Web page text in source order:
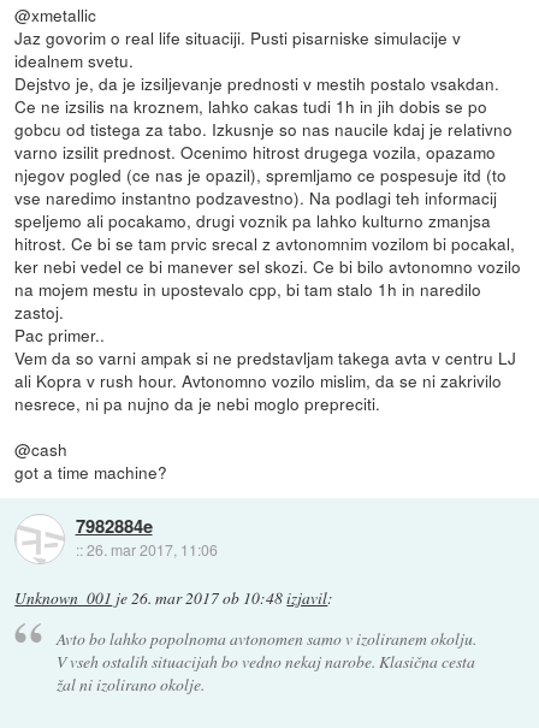
@xmetallic
Jaz govorim o real life situaciji. Pusti pisarniske simulacije v
idealnem svetu.
Dejstvo je, da je izsiljevanje prednosti v mestih postalo vsakdan.
Ce ne izsilis na kroznem, lahko cakas tudi 1h in jih dobis se po
gobcu od tistega za tabo. Izkusnje so nas naucile kdaj je relativno
varno izsilit prednost. Ocenimo hitrost drugega vozila, opazamo
njegov pogled (ce nas je opazil), spremljamo ce pospesuje itd (to
vse naredimo instantno podzavestno). Na podlagi teh informacij
speljemo ali pocakamo, drugi voznik pa lahko kulturno zmanjsa
hitrost. Ce bi se tam prvic srecal z avtonomnim vozilom bi pocakal,
ker nebi vedel ce bi manever sel skozi. Ce bi bilo avtonomno vozilo
na mojem mestu in upostevalo cpp, bi tam stalo 1h in naredilo
zastoj.
Pac primer..
Vem da so varni ampak si ne predstavljam takega avta v centru LJ
ali Kopra v rush hour. Avtonomno vozilo mislim, da se ni zakrivilo
nesrece, ni pa nujno da je nebi moglo prepreciti.
@cash
got a time machine?
7982884e
::26. mar 2017, 11:06
Unknown_001 je26. mar 2017 ob 10:48izjavil:
Avto bo lahko popolnoma avtonomen samo v izoliranem okolju.
V vseh ostalih situacijah bo vedno nekaj narobe. Klasična cesta
žal ni izolirano okolje.